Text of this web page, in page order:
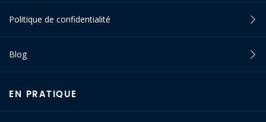
Politique de confidentialité
Blog
EN PRATIQUE